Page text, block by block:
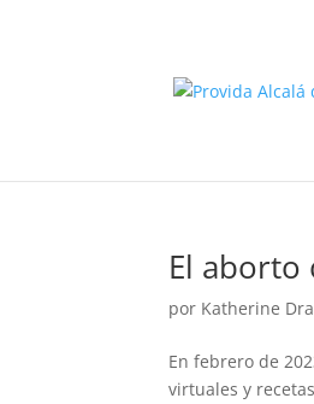
El aborto
por Katherine
En febrero de
virtuales y